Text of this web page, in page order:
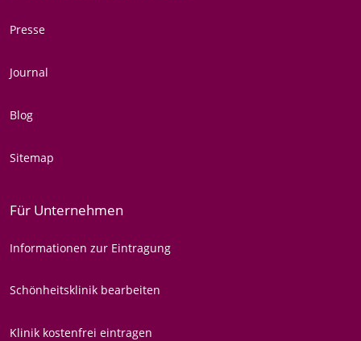
Presse
Journal
Blog
Sitemap
Für Unternehmen
Informationen zur Eintragung
Schönheitsklinik bearbeiten
Klinik kostenfrei eintragen